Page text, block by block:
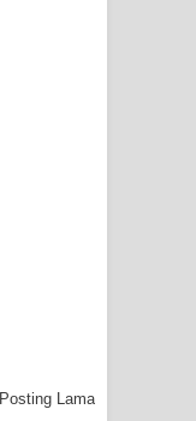
Posting Lama